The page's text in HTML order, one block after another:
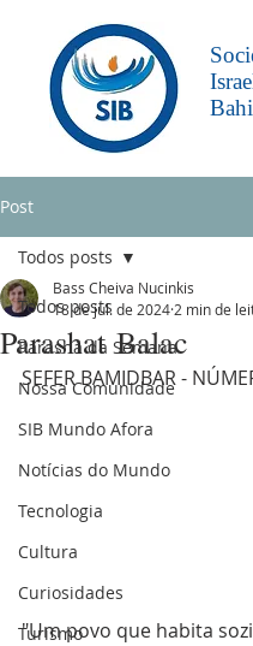
Post
Todos posts
Parashá da Semana
Nossa Comunidade
SIB Mundo Afora
Notícias do Mundo
Tecnologia
Cultura
Curiosidades
Turismo
Todos posts
Parashat Balac
Bass Cheiva Nucinkis
18 de jul. de 2024 2 min de
SEFER BAMIDBAR -
"Um povo que habita